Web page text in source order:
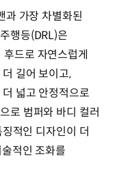
과 가장 차별화된
행등(DRL)은
드로 자연스럽게
길어 보이고,
넓고 안정적으로
로 범퍼와 바디 컬러
적인 디자인이 더
적인 조화를